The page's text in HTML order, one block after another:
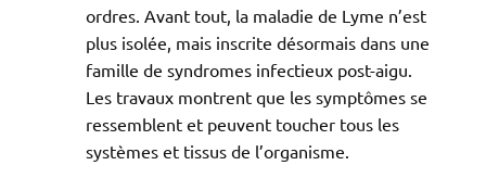
ordres. Avant tout, la maladie de Lyme n’est
plus isolée, mais inscrite désormais dans une
famille de syndromes infectieux post-aigu.
Les travaux montrent que les symptômes se
ressemblent et peuvent toucher tous les
systèmes et tissus de l’organisme.